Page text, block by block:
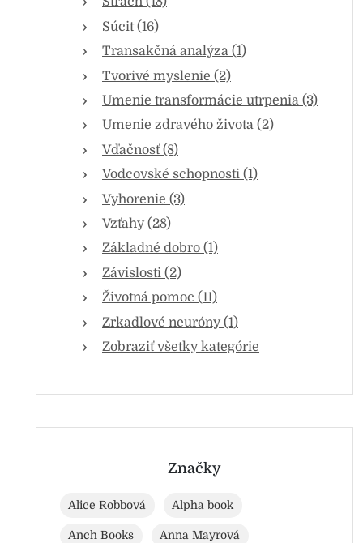
Súcit (16)
Transakčná analýza (1)
Tvorivé myslenie (2)
Umenie transformácie utrpenia (3)
Umenie zdravého života (2)
Vďačnosť (8)
Vodcovské schopnosti (1)
Vyhorenie (3)
Vzťahy (28)
Základné dobro (1)
Závislosti (2)
Životná pomoc (11)
Zrkadlové neuróny (1)
Zobraziť všetky kategórie
Značky
Alice Robbová Alpha book
Anch Books Anna Mayrová